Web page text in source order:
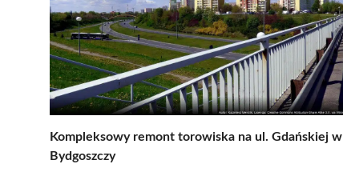
Kompleksowy remont torowiska na ul. Gdańskiej w
Bydgoszczy